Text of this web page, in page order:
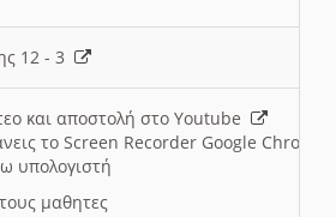
12 - 3
και αποστολή στο Youtube
το Screen Recorder Google Chrome
υπολογιστή
μαθητες